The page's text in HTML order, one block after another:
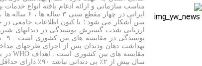
مناسب سازمانی و ارائه ادغام یافته انواع
ارزیابی شدت گسترش پوسیدگی در دندانهای
سال بیش از ۲٪ بی دندانی نباشد ۹۰٪ دارای حداقل ۲۰ دندان باشند ۶۵ سال و بالاتر میزان بی دندانی بیش از ۵٪ نباشد و حداقل ۲۰٪ دندان سالم موجود باشد * DMF : شاخص متوسط تعداد دندانهای پوسیده